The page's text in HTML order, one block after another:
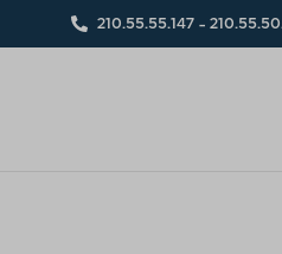
210.55.55.147 -